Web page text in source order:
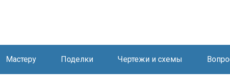
Мастеру Поделки Чертежи и схемы